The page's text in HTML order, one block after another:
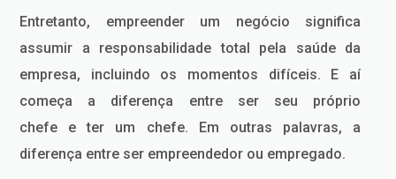
Entretanto, empreender um negócio significa
assumir a responsabilidade total pela saúde da
empresa, incluindo os momentos difíceis. E aí
começa a diferença entre ser seu próprio
chefe e ter um chefe. Em outras palavras, a
diferença entre ser empreendedor ou empregado.